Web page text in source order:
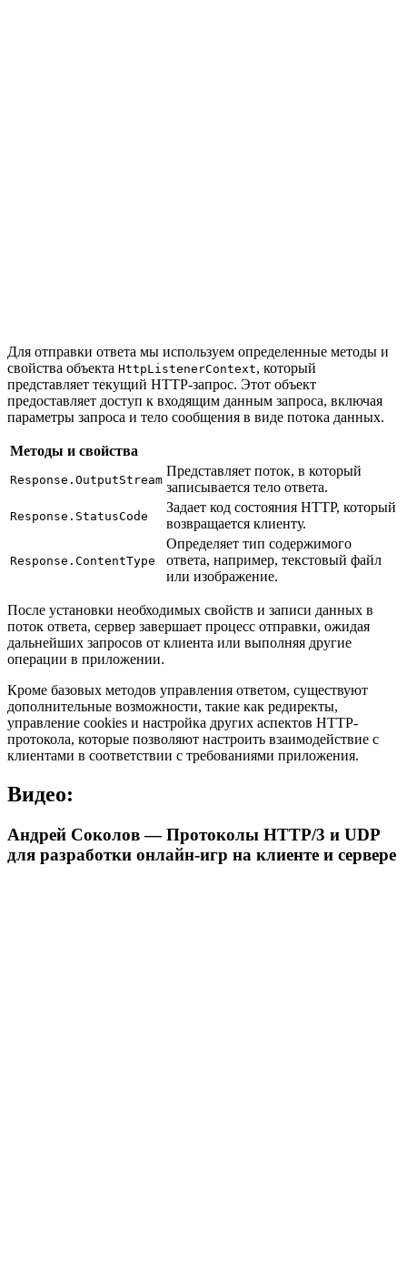
Для отправки ответа мы используем определенные методы и
свойства объекта HttpListenerContext, который
представляет текущий HTTP-запрос. Этот объект
предоставляет доступ к входящим данным запроса, включая
параметры запроса и тело сообщения в виде потока данных.
Методы и свойства
Response.OutputStream
Представляет поток, в который
записывается тело ответа.
Response.StatusCode
Задает код состояния HTTP, который
возвращается клиенту.
Response.ContentType
Определяет тип содержимого
ответа, например, текстовый файл
или изображение.
После установки необходимых свойств и записи данных в
поток ответа, сервер завершает процесс отправки, ожидая
дальнейших запросов от клиента или выполняя другие
операции в приложении.
Кроме базовых методов управления ответом, существуют
дополнительные возможности, такие как редиректы,
управление cookies и настройка других аспектов HTTP-
протокола, которые позволяют настроить взаимодействие с
клиентами в соответствии с требованиями приложения.
Видео:
Андрей Соколов — Протоколы HTTP/3 и UDP
для разработки онлайн-игр на клиенте и сервере